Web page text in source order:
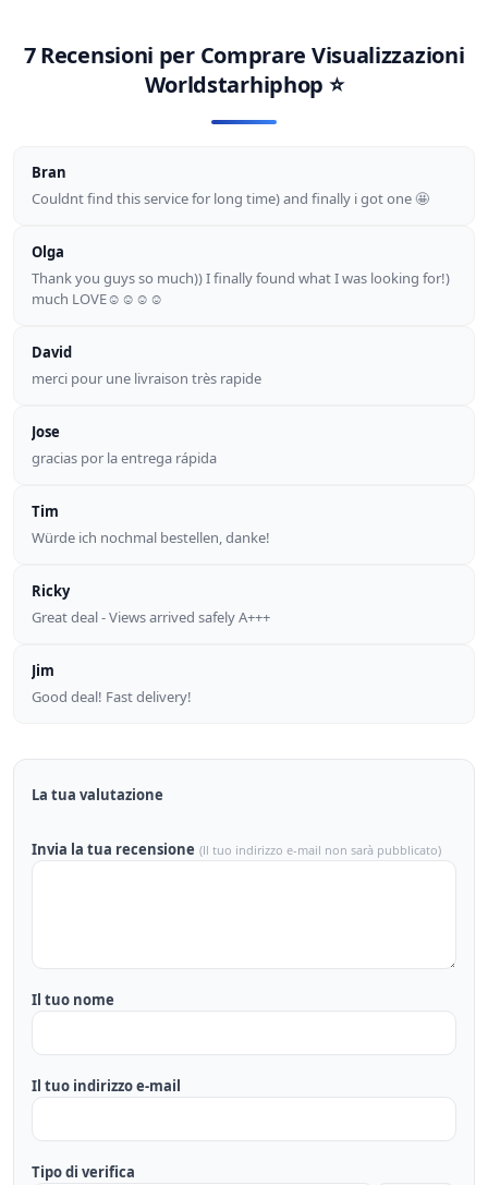
7 Recensioni per Comprare Visualizzazioni
Worldstarhiphop ⭐
Bran
Couldnt find this service for long time) and finally i got one 🤩
Olga
Thank you guys so much)) I finally found what I was looking for!)
much LOVE☺☺☺☺
David
merci pour une livraison très rapide
Jose
gracias por la entrega rápida
Tim
Würde ich nochmal bestellen, danke!
Ricky
Great deal - Views arrived safely A+++
Jim
Good deal! Fast delivery!
La tua valutazione
Invia la tua recensione (Il tuo indirizzo e-mail non sarà pubblicato)
Il tuo nome
Il tuo indirizzo e-mail
Tipo di verifica